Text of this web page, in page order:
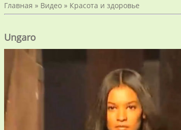
Главная » Видео » Красота и здоровье
Ungaro